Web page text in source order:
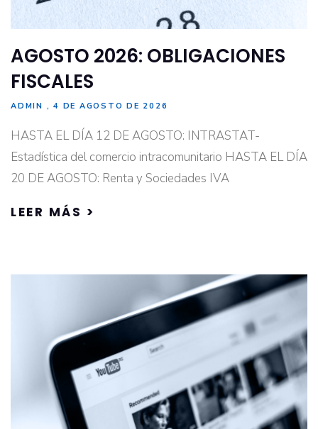
AGOSTO 2026: OBLIGACIONES
FISCALES
ADMIN 4 DE AGOSTO DE 2026
HASTA EL DÍA 12 DE AGOSTO: INTRASTAT-
Estadística del comercio intracomunitario HASTA EL DÍA
20 DE AGOSTO: Renta y Sociedades IVA
LEER MÁS >